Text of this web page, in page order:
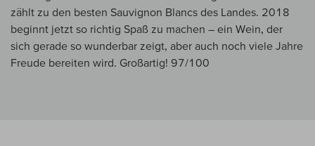
zählt zu den besten Sauvignon Blancs des Landes. 2018
beginnt jetzt so richtig Spaß zu machen – ein Wein, der
sich gerade so wunderbar zeigt, aber auch noch viele Jahre
Freude bereiten wird. Großartig! 97/100